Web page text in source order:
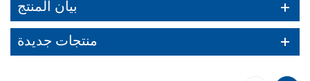
بيان المنتج
منتجات جديدة